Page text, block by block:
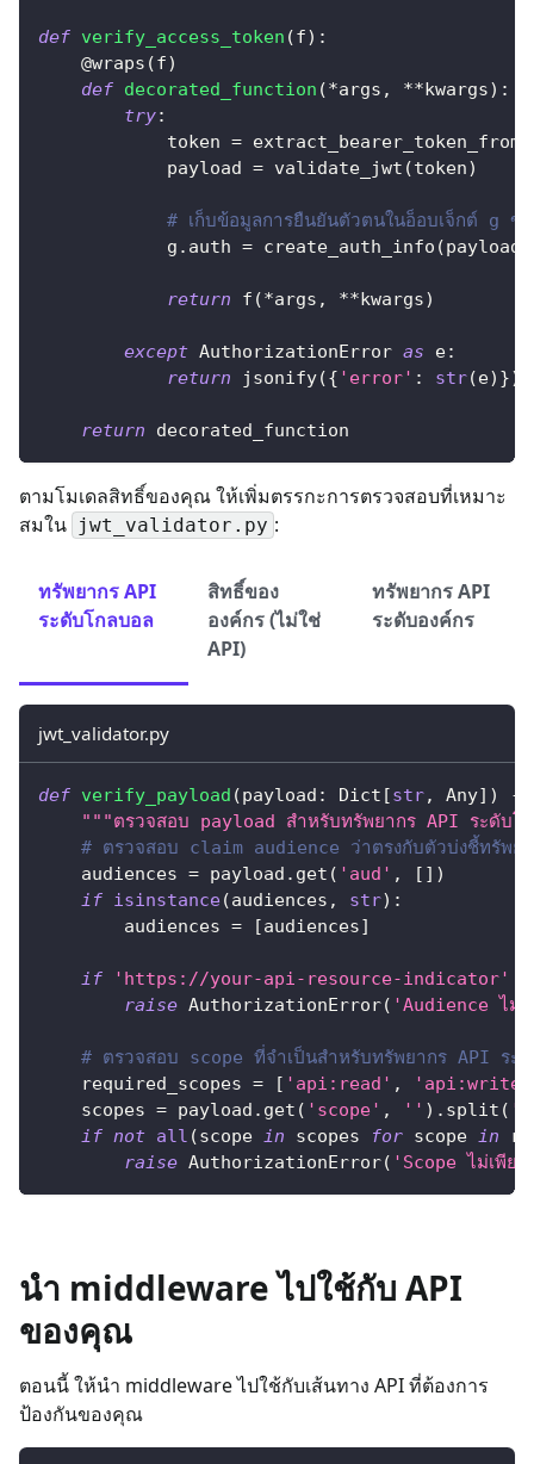
def verify_access_token (f) :
@wraps (f)
def decorated_function (*args , **kwargs) :
try:
            token
=
            payload
= validate_jwt (token)
# เก็บข้อมูลการยืนยันตัวตนในอ็อบเจ็กต์ g ข
            g
. auth = create_auth_info (payload
return f (*args , **kwargs)
except AuthorizationError as e:
return jsonify({ 'error' : str(e) })
return decorated_function
ตามโมเดลสิทธิ์ของคุณ ให้เพิ่มตรรกะการตรวจสอบที่เหมาะ
สมใน jwt_validator.py :
ทรัพยากร API
ระดับโกลบอล
สิทธิ์ของ
องค์กร (ไม่ใช่
API)
ทรัพยากร API
ระดับองค์กร
jwt_validator.py
def verify_payload (payload : Dict [str, Any] ) -
"""ตรวจสอบ payload สำหรับทรัพยากร API ระดับโ
# ตรวจสอบ claim audience ว่าตรงกับตัวบ่งชี้ทรัพย
    audiences
= payload . get ( 'aud' , [ ] )
if isinstance(audiences , str) :
        audiences
= [audiences]
if 'https://your-api-resource-indicator'
raise AuthorizationError( 'Audience ไม่
# ตรวจสอบ scope ที่จำเป็นสำหรับทรัพยากร API ระดั
    required_scopes
= [ 'api:read' , 'api:write'
    scopes
= payload . get ( 'scope' , '' ) . split ( '
if not all (scope in scopes for scope in
raise AuthorizationError( 'Scope ไม่เพีย
นำ middleware ไปใช้กับ API
ของคุณ
ตอนนี้ ให้นำ middleware ไปใช้กับเส้นทาง API ที่ต้องการ
ป้องกันของคุณ